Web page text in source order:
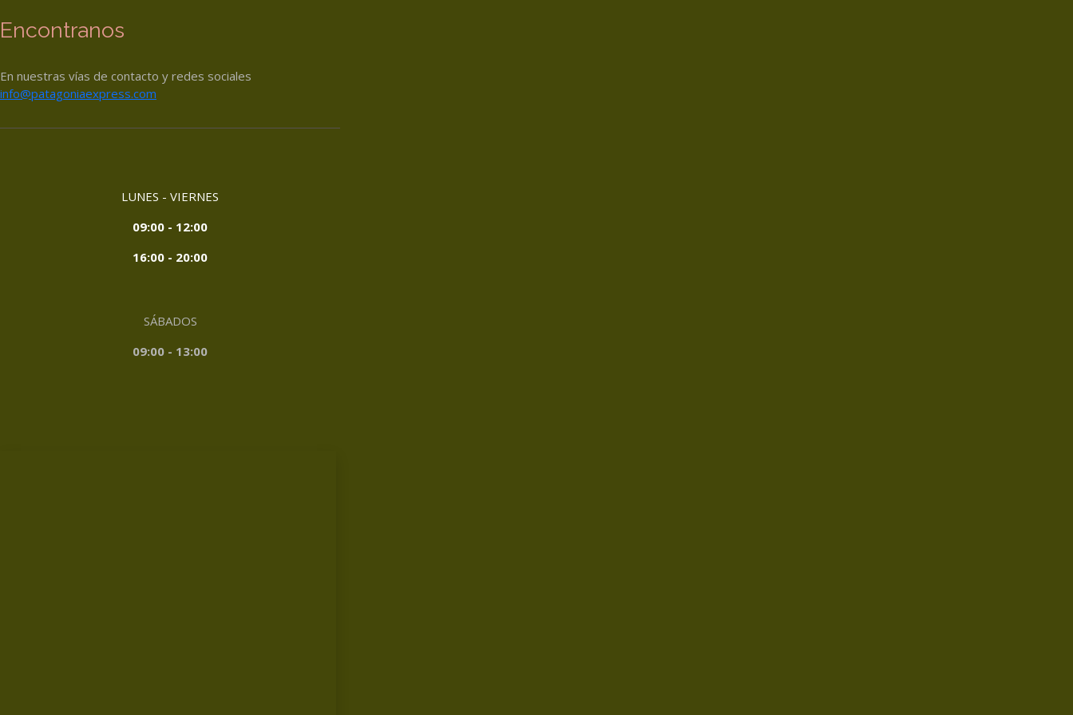
Encontranos
En nuestras vías de contacto y redes sociales
info@patagoniaexpress.com
LUNES - VIERNES
09:00 - 12:00
16:00 - 20:00
SÁBADOS
09:00 - 13:00